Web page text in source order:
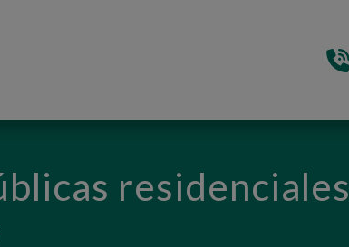
residenciales